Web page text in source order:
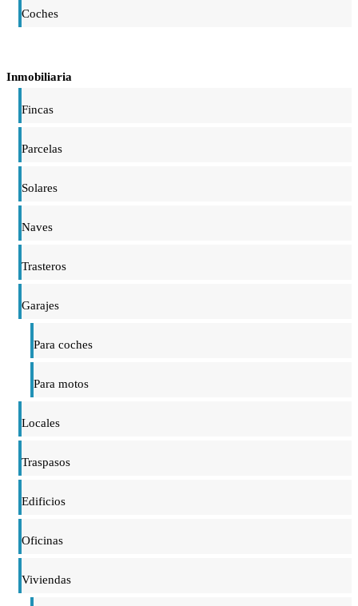
Coches
Inmobiliaria
Fincas
Parcelas
Solares
Naves
Trasteros
Garajes
Para coches
Para motos
Locales
Traspasos
Edificios
Oficinas
Viviendas